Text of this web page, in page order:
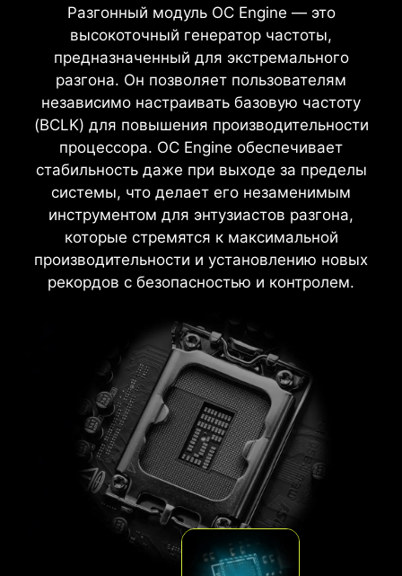
Разгонный модуль OC Engine — это
высокоточный генератор частоты,
предназначенный для экстремального
разгона. Он позволяет пользователям
независимо настраивать базовую частоту
(BCLK) для повышения производительности
процессора. OC Engine обеспечивает
стабильность даже при выходе за пределы
системы, что делает его незаменимым
инструментом для энтузиастов разгона,
которые стремятся к максимальной
производительности и установлению новых
рекордов с безопасностью и контролем.
всегда являются приоритетами при
разработке материнских плат MSI.
ШИМ-контроллер и центральный
процессор